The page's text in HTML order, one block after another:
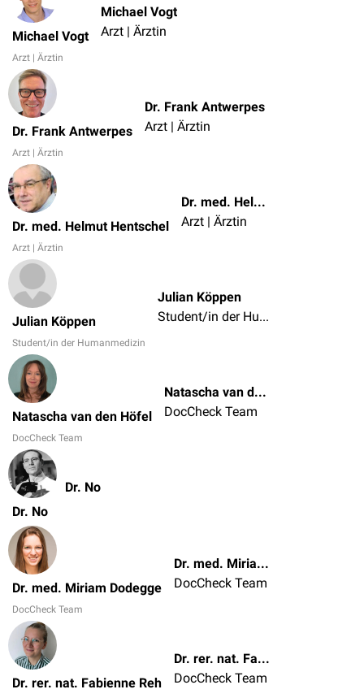
Michael Vogt
Arzt | Ärztin
Michael Vogt
Arzt | Ärztin
Dr. Frank Antwerpes
Arzt | Ärztin
Dr. Frank Antwerpes
Arzt | Ärztin
Dr. med. Helmut Hentschel
Arzt | Ärztin
Dr. med. Helmut Hentschel
Arzt | Ärztin
Julian Köppen
Student/in der Humanmedizin
Julian Köppen
Student/in der Humanmedizin
Natascha van den Höfel
DocCheck Team
Natascha van den Höfel
DocCheck Team
Dr. No
Dr. No
Dr. med. Miriam Dodegge
DocCheck Team
Dr. med. Miriam Dodegge
DocCheck Team
Dr. rer. nat. Fabienne Reh
Dr. rer. nat. Fabienne Reh
DocCheck Team